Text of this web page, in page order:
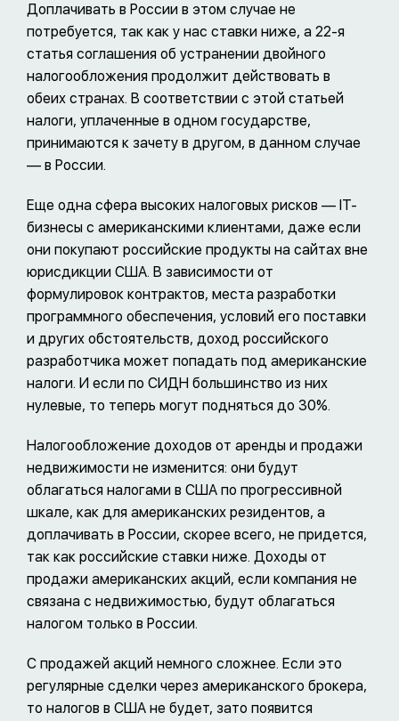
Доплачивать в России в этом случае не
потребуется, так как у нас ставки ниже, а 22-я
статья соглашения об устранении двойного
налогообложения продолжит действовать в
обеих странах. В соответствии с этой статьей
налоги, уплаченные в одном государстве,
принимаются к зачету в другом, в данном случае
— в России.
Еще одна сфера высоких налоговых рисков — IT-
бизнесы с американскими клиентами, даже если
они покупают российские продукты на сайтах вне
юрисдикции США. В зависимости от
формулировок контрактов, места разработки
программного обеспечения, условий его поставки
и других обстоятельств, доход российского
разработчика может попадать под американские
налоги. И если по СИДН большинство из них
нулевые, то теперь могут подняться до 30%.
Налогообложение доходов от аренды и продажи
недвижимости не изменится: они будут
облагаться налогами в США по прогрессивной
шкале, как для американских резидентов, а
доплачивать в России, скорее всего, не придется,
так как российские ставки ниже. Доходы от
продажи американских акций, если компания не
связана с недвижимостью, будут облагаться
налогом только в России.
С продажей акций немного сложнее. Если это
регулярные сделки через американского брокера,
то налогов в США не будет, зато появится